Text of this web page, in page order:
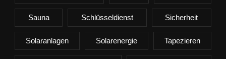
Sauna Schlüsseldienst Sicherheit
Solaranlagen Solarenergie Tapezieren